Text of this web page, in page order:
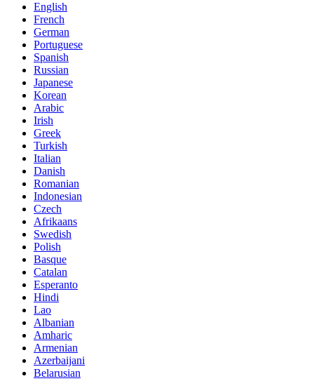
English
French
German
Portuguese
Spanish
Russian
Japanese
Korean
Arabic
Irish
Greek
Turkish
Italian
Danish
Romanian
Indonesian
Czech
Afrikaans
Swedish
Polish
Basque
Catalan
Esperanto
Hindi
Lao
Albanian
Amharic
Armenian
Azerbaijani
Belarusian